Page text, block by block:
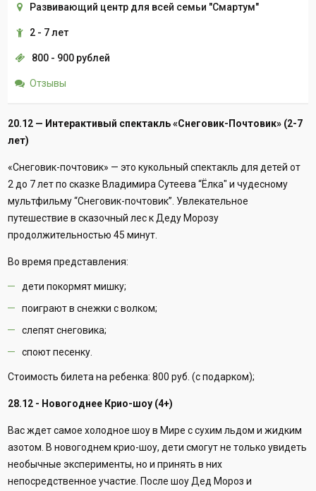
Развивающий центр для всей семьи "Смартум"
2 - 7 лет
800 - 900 рублей
Отзывы
20.12 — Интерактивый спектакль «Снеговик-Почтовик» (2-7
лет)
«Снеговик-почтовик» — это кукольный спектакль для детей от
2 до 7 лет по сказке Владимира Сутеева “Ёлка" и чудесному
мультфильму “Снеговик-почтовик”. Увлекательное
путешествие в сказочный лес к Деду Морозу
продолжительностью 45 минут.
Во время представления:
дети покормят мишку;
поиграют в снежки с волком;
слепят снеговика;
споют песенку.
Стоимость билета на ребенка: 800 руб. (с подарком);
28.12 - Новогоднее Крио-шоу (4+)
Вас ждет самое холодное шоу в Мире с сухим льдом и жидким
азотом. В новогоднем крио-шоу, дети смогут не только увидеть
необычные эксперименты, но и принять в них
непосредственное участие. После шоу Дед Мороз и